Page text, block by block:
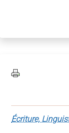
Écriture,